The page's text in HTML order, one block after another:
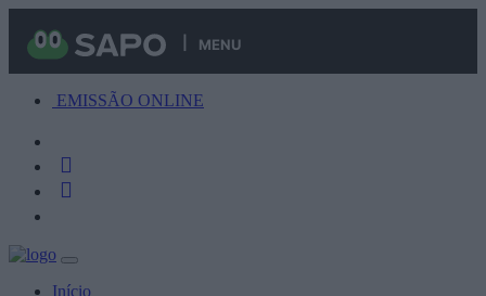
MENU
EMISSÃO ONLINE
Início